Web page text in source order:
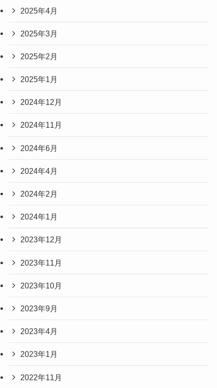
2025年4月
2025年3月
2025年2月
2025年1月
2024年12月
2024年11月
2024年6月
2024年4月
2024年2月
2024年1月
2023年12月
2023年11月
2023年10月
2023年9月
2023年4月
2023年1月
2022年11月